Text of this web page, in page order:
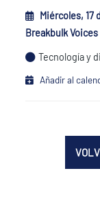
Miércoles, 17
Breakbulk Voices
Tecnología y
Añadir al